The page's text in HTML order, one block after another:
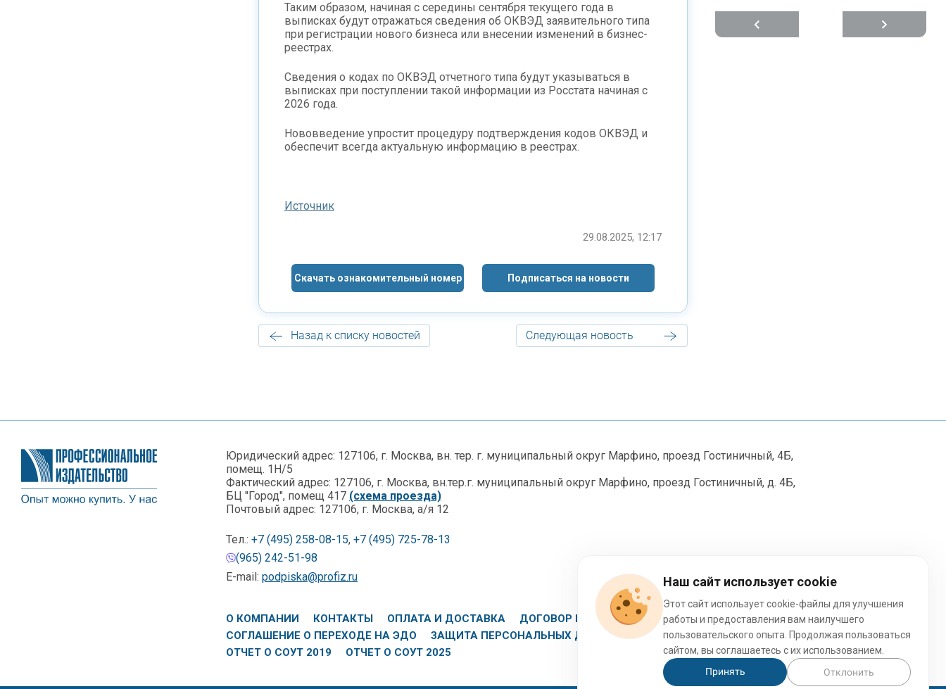
Таким образом, начиная с середины сентября текущего года в
выписках будут отражаться сведения об ОКВЭД заявительного типа
при регистрации нового бизнеса или внесении изменений в бизнес-
реестрах.
Сведения о кодах по ОКВЭД отчетного типа будут указываться в
выписках при поступлении такой информации из Росстата начиная с
2026 года.
Нововведение упростит процедуру подтверждения кодов ОКВЭД и
обеспечит всегда актуальную информацию в реестрах.
Источник
29.08.2025, 12:17
Скачать ознакомительный номер Подписаться на новости
Назад к списку новостей Следующая новость
Юридический адрес: 127106, г. Москва, вн. тер. г. муниципальный округ Марфино, проезд Гостиничный, 4Б,
помещ. 1Н/5
Фактический адрес: 127106, г. Москва, вн.тер.г. муниципальный округ Марфино, проезд Гостиничный, д. 4Б,
БЦ "Город", помещ 417 (схема проезда)
Почтовый адрес: 127106, г. Москва, а/я 12
Тел.: +7 (495) 258-08-15, +7 (495) 725-78-13
(965) 242-51-98
E-mail: podpiska@profiz.ru
О КОМПАНИИ КОНТАКТЫ ОПЛАТА И ДОСТАВКА
ДОГОВОР ПОДПИСКИ
СОГЛАШЕНИЕ О ПЕРЕХОДЕ НА ЭДО
ЗАЩИТА ПЕРСОНАЛЬНЫХ ДАННЫХ
ПОЛИТИКА ОПЕРАТОРА
ОТЧЕТ О СОУТ 2019
ОТЧЕТ О СОУТ 2025
Наш сайт использует cookie
Этот сайт использует cookie-файлы для улучшения
работы и предоставления вам наилучшего
пользовательского опыта. Продолжая пользоваться
сайтом, вы соглашаетесь с их использованием.
Принять
Отклонить